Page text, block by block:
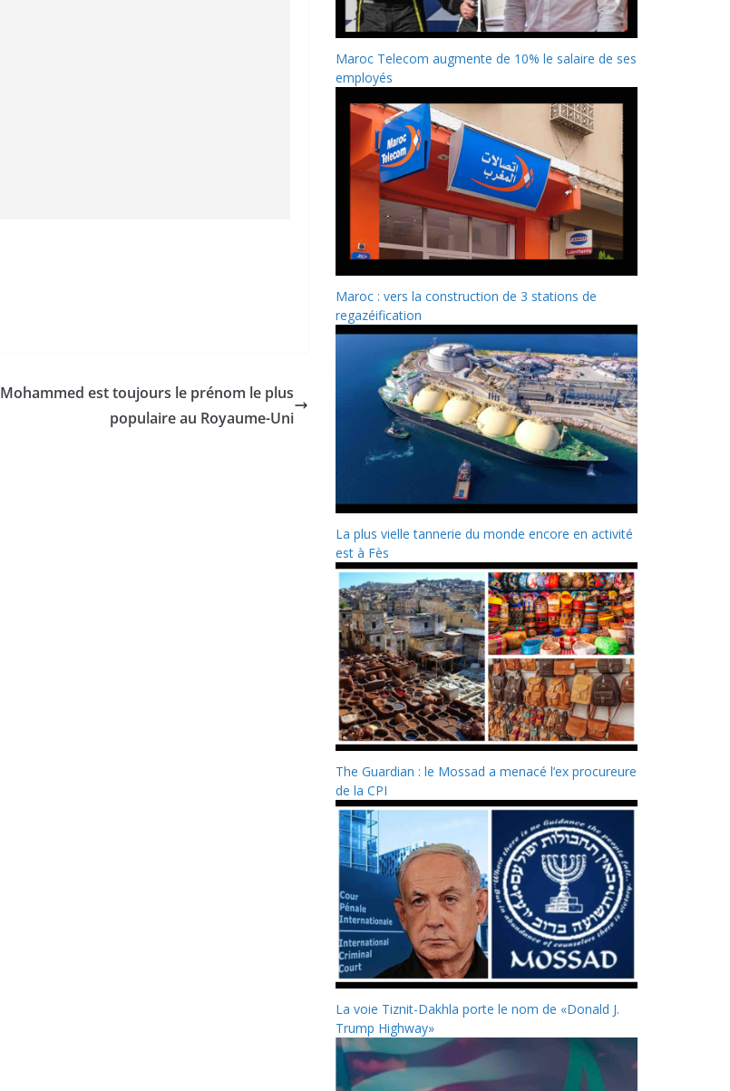
Mohammed est toujours le prénom le plus
populaire au Royaume-Uni
Maroc Telecom augmente de 10% le salaire de ses
employés
Maroc : vers la construction de 3 stations de
regazéification
La plus vielle tannerie du monde encore en activité
est à Fès
The Guardian : le Mossad a menacé l’ex procureure
de la CPI
La voie Tiznit-Dakhla porte le nom de «Donald J.
Trump Highway»